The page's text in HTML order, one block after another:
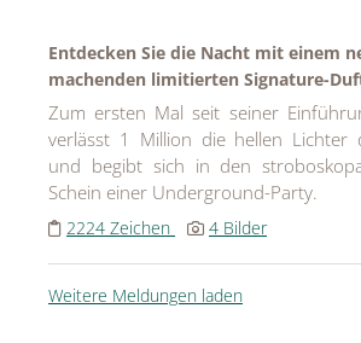
Entdecken Sie die Nacht mit einem
machenden limitierten Signature-
Zum ersten Mal seit seiner
verlässt 1 Million die hellen Lichter
und begibt sich in den
Schein einer Underground-Party.
2224 Zeichen 4 Bilder
Weitere Meldungen laden